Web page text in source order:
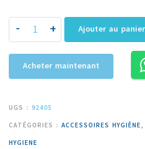
- + Ajouter au panier
Acheter maintenant
UGS : 92405
CATÉGORIES : ACCESSOIRES HYGIÈNE,
HYGIENE